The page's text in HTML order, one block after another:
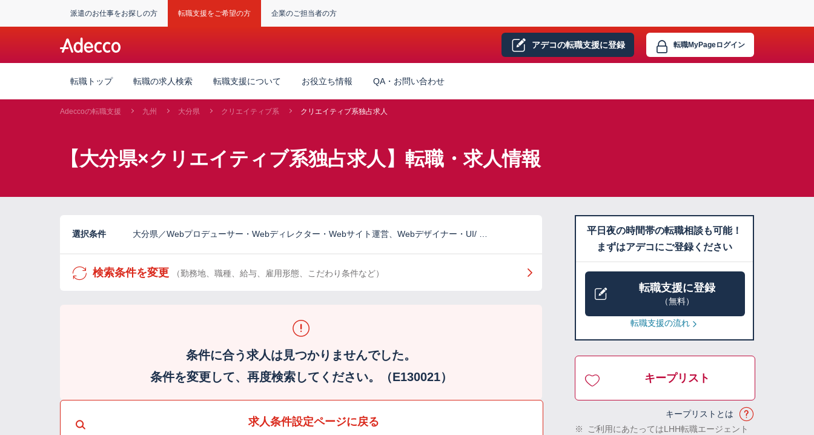
派遣のお仕事をお探しの方 転職支援をご希望の方 企業のご担当者の方
アデコの転職支援に登録 転職MyPageログイン
転職トップ 転職の求人検索 転職支援について お役立ち情報 QA・お問い合わせ
Adeccoの転職支援 九州 大分県 クリエイティブ系 クリエイティブ系独占求人
【大分県×クリエイティブ系独占求人】転職・求人情報
選択条件 大分県／Webプロデューサー・Webディレクター・Webサイト運営、Webデザイナー・UI/ …
検索条件を変更 （勤務地、職種、給与、雇用形態、こだわり条件など）
条件に合う求人は見つかりませんでした。
条件を変更して、再度検索してください。（E130021）
求人条件設定ページに戻る
平日夜の時間帯の転職相談も可能！
まずはアデコにご登録ください
転職支援に登録
（無料）
転職支援の流れ
キープリスト
キープリストとは
※
ご利用にあたってはLHH転職エージェント